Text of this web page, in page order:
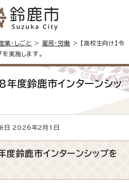
業・しごと > 雇用・労働
> 【高校生向け】令
実施します。
8年度鈴鹿市インターンシッ
2026年2月1日
度鈴鹿市インターンシップを